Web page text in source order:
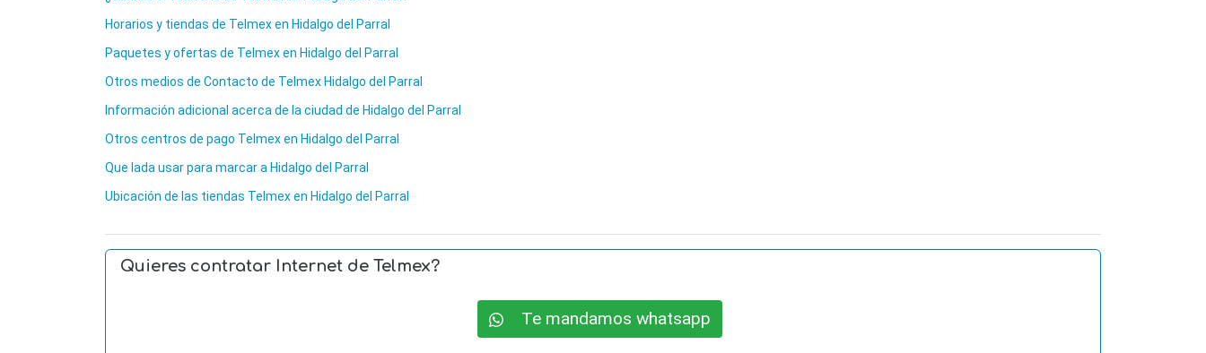
Horarios y tiendas de Telmex en Hidalgo del Parral
Paquetes y ofertas de Telmex en Hidalgo del Parral
Otros medios de Contacto de Telmex Hidalgo del Parral
Información adicional acerca de la ciudad de Hidalgo del Parral
Otros centros de pago Telmex en Hidalgo del Parral
Que lada usar para marcar a Hidalgo del Parral
Ubicación de las tiendas Telmex en Hidalgo del Parral
Quieres contratar Internet de Telmex?
Te mandamos whatsapp